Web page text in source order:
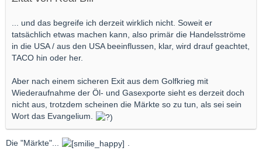
... und das begreife ich derzeit wirklich nicht. Soweit er
tatsächlich etwas machen kann, also primär die Handelsströme
in die USA / aus den USA beeinflussen, klar, wird drauf geachtet,
TACO hin oder her.
Aber nach einem sicheren Exit aus dem Golfkrieg mit
Wiederaufnahme der Öl- und Gasexporte sieht es derzeit doch
nicht aus, trotzdem scheinen die Märkte so zu tun, als sei sein
Wort das Evangelium.
Die "Märkte"...